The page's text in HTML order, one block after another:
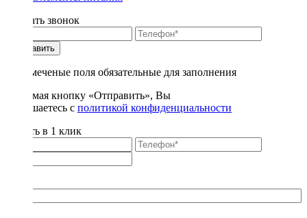
Заказать звонок
Отправить
* - отмеченые поля обязательные для заполнения
Нажимая кнопку «Отправить», Вы
соглашаетесь с политикой конфиденциальности
Купить в 1 клик